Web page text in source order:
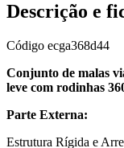
Descrição e
Código ecga368d44
Conjunto de malas
leve com rodinhas
Parte Externa:
Estrutura Rígida e